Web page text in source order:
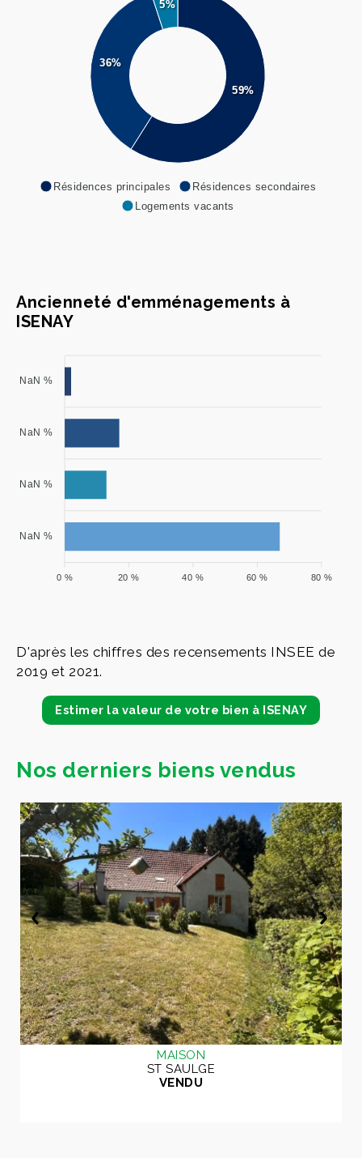
59%
36%
5%
Résidences principales
Résidences secondaires
Logements vacants
Ancienneté d'emménagements à
ISENAY
NaN %
NaN %
NaN %
NaN %
80 %
60 %
40 %
20 %
0 %
D'après les chiffres des recensements INSEE de
2019 et 2021.
Estimer la valeur de votre bien à ISENAY
Nos derniers biens vendus
MAISON
ST SAULGE
VENDU